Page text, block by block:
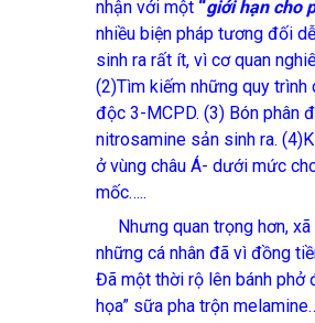
nhận với một “giới hạn cho
nhiều biện pháp tương đối
sinh ra rất ít, vì cơ quan
(2)Tìm kiếm những quy
độc 3-MCPD. (3) Bón phân
nitrosamine sản sinh ra.
ở vùng châu Á- dưới mức
mốc…..
Nhưng quan trọng hơn, xã
những cá nhân đã vì đồng
Đã một thời rộ lên bánh phở
họa” sữa pha trộn